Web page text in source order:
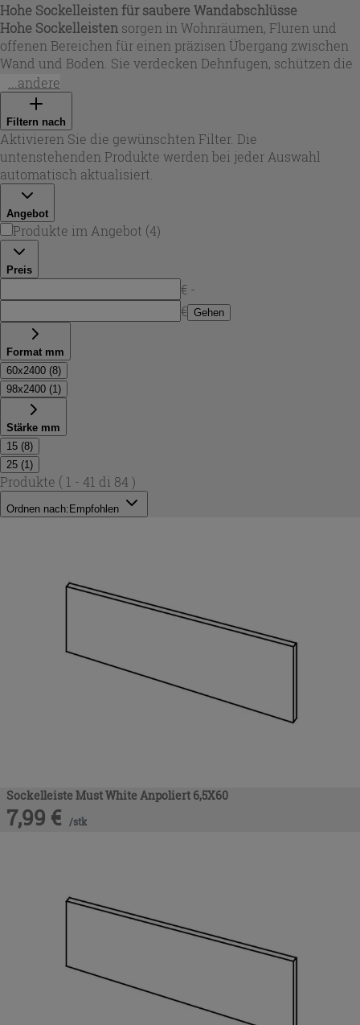
Hohe Sockelleisten für saubere Wandabschlüsse
Hohe Sockelleisten sorgen in Wohnräumen, Fluren und
offenen Bereichen für einen präzisen Übergang zwischen
Wand und Boden. Sie verdecken Dehnfugen, schützen die
Wand vor Stößen und erleichtern die Reinigung –
besonders dort, wo Möbel oder Staubsauger häufig
anstoßen. In dieser Auswahl finden Sie überwiegend
Profile mit ca. 6,5 cm Höhe sowie Varianten in 60 mm,
ideal, wenn ein klarer, sichtbarer Abschluss gewünscht ist,
ohne den Raum optisch zu beschweren.
...andere
Filtern nach
Aktivieren Sie die gewünschten Filter. Die
untenstehenden Produkte werden bei jeder Auswahl
automatisch aktualisiert.
Angebot
Produkte im Angebot (4)
Preis
€ -
€ Gehen
Format mm
60x2400 (8)
98x2400 (1 )
Stärke mm
15 (8)
25 (1 )
Produkte ( 1 - 41 di 84 )
Ordnen nach: Empfohlen
Sockelleiste Must White Anpoliert 6,5X60
7,99 € /stk